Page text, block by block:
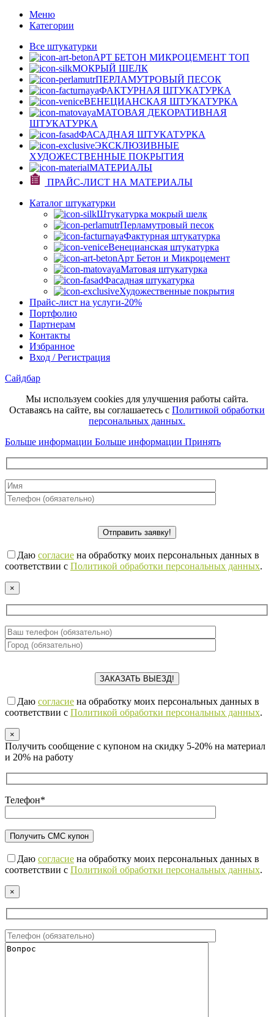
Меню
Категории
Все штукатурки
АРТ БЕТОН МИКРОЦЕМЕНТ ТОП
МОКРЫЙ ШЕЛК
ПЕРЛАМУТРОВЫЙ ПЕСОК
ФАКТУРНАЯ ШТУКАТУРКА
ВЕНЕЦИАНСКАЯ ШТУКАТУРКА
МАТОВАЯ ДЕКОРАТИВНАЯ
ШТУКАТУРКА
ФАСАДНАЯ ШТУКАТУРКА
ЭКСКЛЮЗИВНЫЕ
ХУДОЖЕСТВЕННЫЕ ПОКРЫТИЯ
МАТЕРИАЛЫ
ПРАЙС-ЛИСТ НА МАТЕРИАЛЫ
Каталог штукатурки
Штукатурка мокрый шелк
Перламутровый песок
Фактурная штукатурка
Венецианская штукатурка
Арт Бетон и Микроцемент
Матовая штукатурка
Фасадная штукатурка
Художественные покрытия
Прайс-лист на услуги-20%
Портфолио
Партнерам
Контакты
Избранное
Вход / Регистрация
Сайдбар
Мы используем cookies для улучшения работы сайта.
Оставаясь на сайте, вы соглашаетесь с Политикой обработки
персональных данных.
Больше информации Больше информации Принять
Даю согласие на обработку моих персональных данных в
соответствии с Политикой обработки персональных данных.
×
Даю согласие на обработку моих персональных данных в
соответствии с Политикой обработки персональных данных.
×
Получить сообщение с купоном на скидку 5-20% на материал
и 20% на работу
Телефон*
Даю согласие на обработку моих персональных данных в
соответствии с Политикой обработки персональных данных.
×